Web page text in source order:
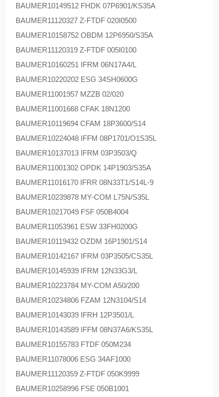
BAUMER10149512 FHDK 07P6901/KS35A
BAUMER11120327 Z-FTDF 020I0500
BAUMER10158752 OBDM 12P6950/S35A
BAUMER11120319 Z-FTDF 005I0100
BAUMER10160251 IFRM 06N17A4/L
BAUMER10220202 ESG 34SH0600G
BAUMER11001957 MZZB 02/020
BAUMER11001668 CFAK 18N1200
BAUMER10119694 CFAM 18P3600/S14
BAUMER10224048 IFFM 08P1701/O1S35L
BAUMER10137013 IFRM 03P3503/Q
BAUMER11001302 OPDK 14P1903/S35A
BAUMER11016170 IFRR 08N33T1/S14L-9
BAUMER10239878 MY-COM L75N/S35L
BAUMER10217049 FSF 050B4004
BAUMER11053961 ESW 33FH0200G
BAUMER10119432 OZDM 16P1901/S14
BAUMER10142167 IFRM 03P3505/CS35L
BAUMER10145939 IFRM 12N33G3/L
BAUMER10223784 MY-COM A50/200
BAUMER10234806 FZAM 12N3104/S14
BAUMER10143039 IFRH 12P3501/L
BAUMER10143589 IFFM 08N37A6/KS35L
BAUMER10155783 FTDF 050M234
BAUMER11078006 ESG 34AF1000
BAUMER11120359 Z-FTDF 050K9999
BAUMER10258996 FSE 050B1001